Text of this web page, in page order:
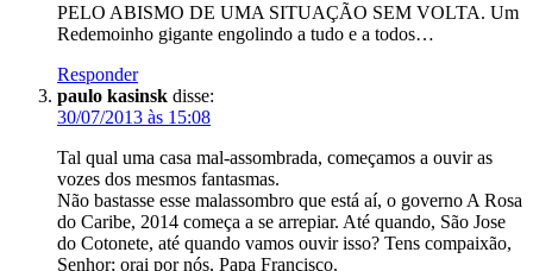
PELO ABISMO DE UMA SITUAÇÃO SEM VOLTA. Um
Redemoinho gigante engolindo a tudo e a todos…
Responder
paulo kasinsk disse:
30/07/2013 às 15:08
Tal qual uma casa mal-assombrada, começamos a ouvir as
vozes dos mesmos fantasmas.
Não bastasse esse malassombro que está aí, o governo A Rosa
do Caribe, 2014 começa a se arrepiar. Até quando, São Jose
do Cotonete, até quando vamos ouvir isso? Tens compaixão,
Senhor; orai por nós, Papa Francisco.